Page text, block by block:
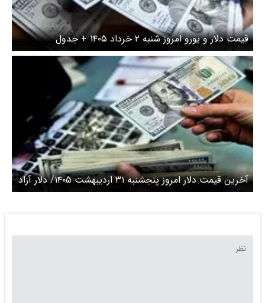
شنبه ۲ خرداد ۱۴۰۵ + جدول
آخرین قیمت دلار امروز پنجشنبه ۳۱ اردیبهشت ۱۴۰۵/ دلار آزاد